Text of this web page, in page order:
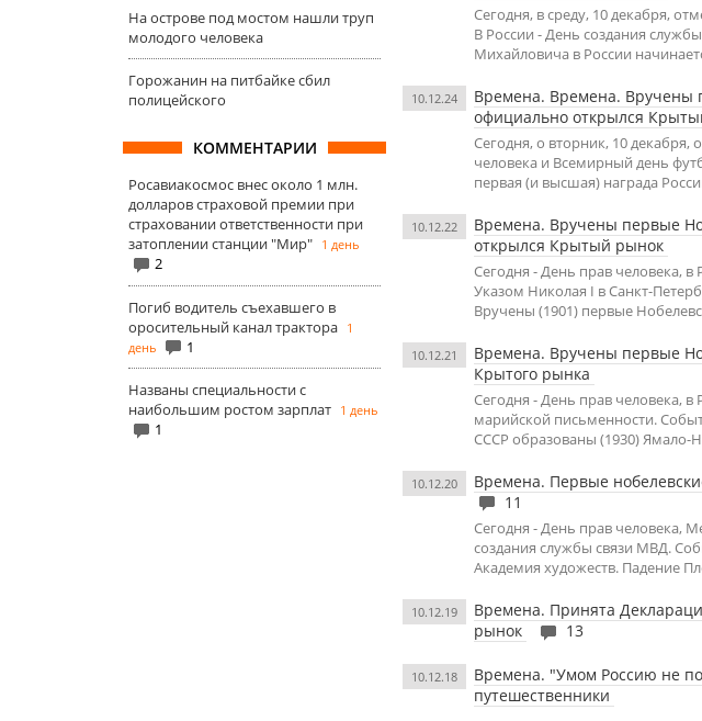
На острове под мостом нашли труп
молодого человека
Горожанин на питбайке сбил
полицейского
КОММЕНТАРИИ
Росавиакосмос внес около 1 млн.
долларов страховой премии при
страховании ответственности при
затоплении станции "Мир" 1 день
2
Погиб водитель съехавшего в
оросительный канал трактора 1
день
1
Названы специальности с
наибольшим ростом зарплат 1 день
1
Сегодня, в среду, 10 декабря,
В России - День создания
Михайловича в России
10.12.24
Времена. Времена. Вручены
официально открылся
Сегодня, о вторник, 10
человека и Всемирный день
первая (и высшая) награда
10.12.22
Времена. Вручены первые
открылся Крытый рынок
Сегодня - День прав человека,
Указом Николая I в Санкт-
Вручены (1901) первые
10.12.21
Времена. Вручены первые
Крытого рынка
Сегодня - День прав человека,
марийской письменности.
СССР образованы (1930) Ямало-
10.12.20
Времена. Первые
11
Сегодня - День прав человека,
создания службы связи МВД.
Академия художеств. Падение
10.12.19
Времена. Принята
рынок
13
10.12.18
Времена. "Умом Россию не
путешественники